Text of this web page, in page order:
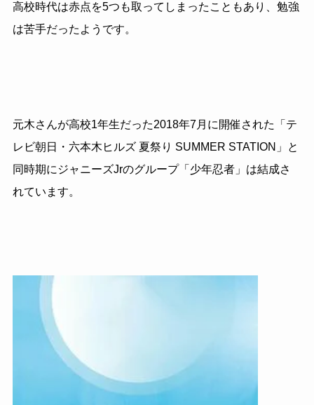
高校時代は赤点を5つも取ってしまったこともあり、勉強
は苦手だったようです。
元木さんが高校1年生だった2018年7月に開催された「テ
レビ朝日・六本木ヒルズ 夏祭り SUMMER STATION」と
同時期にジャニーズJrのグループ「少年忍者」は結成さ
れています。